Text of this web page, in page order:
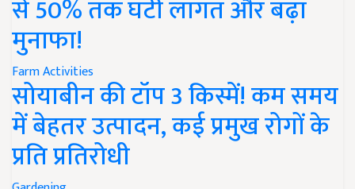
से 50% तक घटी लागत और बढ़ा
मुनाफा!
Farm Activities
सोयाबीन की टॉप 3 किस्में! कम समय
में बेहतर उत्पादन, कई प्रमुख रोगों के
प्रति प्रतिरोधी